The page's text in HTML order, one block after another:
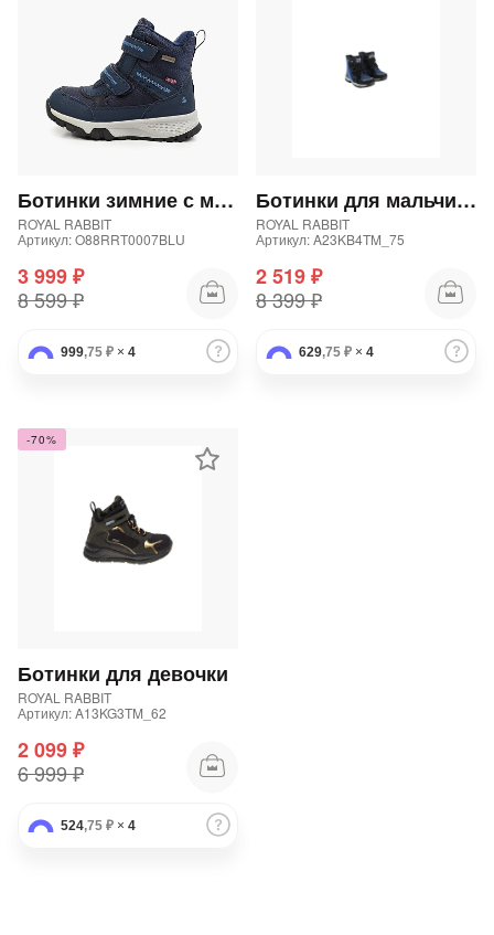
Ботинки зимние с мембраной для мальчика
ROYAL RABBIT
Артикул: O88RRT0007BLU
3 999 ₽
8 599 ₽
999,75 ₽ × 4
Ботинки для мальчика
ROYAL RABBIT
Артикул: A23KB4TM_75
2 519 ₽
8 399 ₽
629,75 ₽ × 4
-70%
Ботинки для девочки
ROYAL RABBIT
Артикул: A13KG3TM_62
2 099 ₽
6 999 ₽
524,75 ₽ × 4
списываться
25%каждые 2 недели
Подробнее
раз в 2
Остались вопросы?
8 800 302-02-51
plait.ru